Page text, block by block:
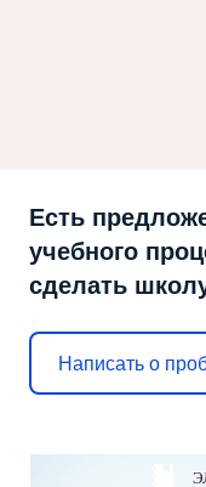
Есть
учебного
сделать
Написать о